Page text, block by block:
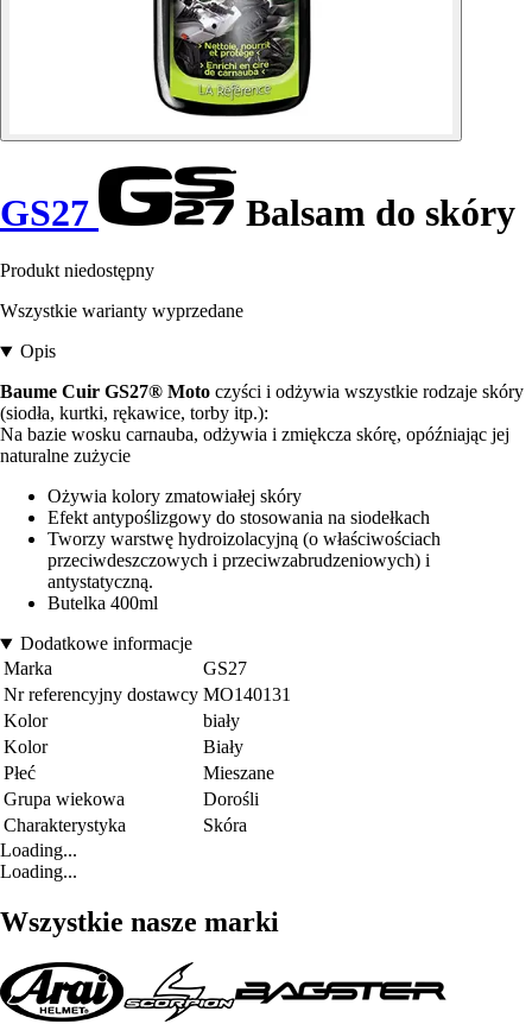
GS27 Balsam do skóry
Produkt niedostępny
Wszystkie warianty wyprzedane
Opis
Baume Cuir GS27® Moto czyści i odżywia wszystkie rodzaje skóry
(siodła, kurtki, rękawice, torby itp.):
Na bazie wosku carnauba, odżywia i zmiękcza skórę, opóźniając jej
naturalne zużycie
Ożywia kolory zmatowiałej skóry
Efekt antypoślizgowy do stosowania na siodełkach
Tworzy warstwę hydroizolacyjną (o właściwościach
przeciwdeszczowych i przeciwzabrudzeniowych) i
antystatyczną.
Butelka 400ml
Dodatkowe informacje
Marka
GS27
Nr referencyjny dostawcy MO140131
Kolor
biały
Kolor
Biały
Płeć
Mieszane
Grupa wiekowa
Dorośli
Charakterystyka
Skóra
Loading...
Loading...
Wszystkie nasze marki